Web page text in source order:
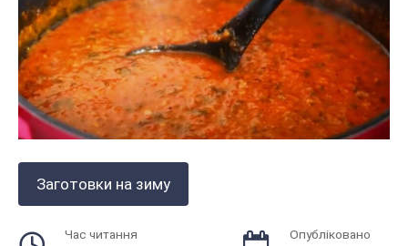
Заготовки на зиму
Час читання Опубліковано